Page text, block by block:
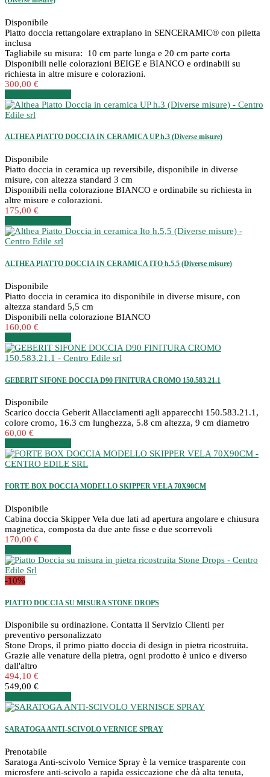
Disponibile
Piatto doccia rettangolare extraplano in SENCERAMIC® con piletta
inclusa
Tagliabile su misura: 10 cm parte lunga e 20 cm parte corta
Disponibili nelle colorazioni BEIGE e BIANCO e ordinabili su
richiesta in altre misure e colorazioni.
300,00 €
ALTHEA PIATTO DOCCIA IN CERAMICA UP h.3 (Diverse misure)
Disponibile
Piatto doccia in ceramica up reversibile, disponibile in diverse
misure, con altezza standard 3 cm
Disponibili nella colorazione BIANCO e ordinabile su richiesta in
altre misure e colorazioni.
175,00 €
ALTHEA PIATTO DOCCIA IN CERAMICA ITO h.5,5 (Diverse misure)
Disponibile
Piatto doccia in ceramica ito disponibile in diverse misure, con
altezza standard 5,5 cm
Disponibili nella colorazione BIANCO
160,00 €
GEBERIT SIFONE DOCCIA D90 FINITURA CROMO 150.583.21.1
Disponibile
Scarico doccia Geberit Allacciamenti agli apparecchi 150.583.21.1,
colore cromo, 16.3 cm lunghezza, 5.8 cm altezza, 9 cm diametro
60,00 €
FORTE BOX DOCCIA MODELLO SKIPPER VELA 70X90CM
Disponibile
Cabina doccia Skipper Vela due lati ad apertura angolare e chiusura
magnetica, composta da due ante fisse e due scorrevoli
170,00 €
-10%
PIATTO DOCCIA SU MISURA STONE DROPS
Disponibile su ordinazione. Contatta il Servizio Clienti per
preventivo personalizzato
Stone Drops, il primo piatto doccia di design in pietra ricostruita.
Grazie alle venature della pietra, ogni prodotto è unico e diverso
dall'altro
494,10 €
549,00 €
SARATOGA ANTI-SCIVOLO VERNICE SPRAY
Prenotabile
Saratoga Anti-scivolo Vernice Spray è la vernice trasparente con
microsfere anti-scivolo a rapida essiccazione che dà alta tenuta,